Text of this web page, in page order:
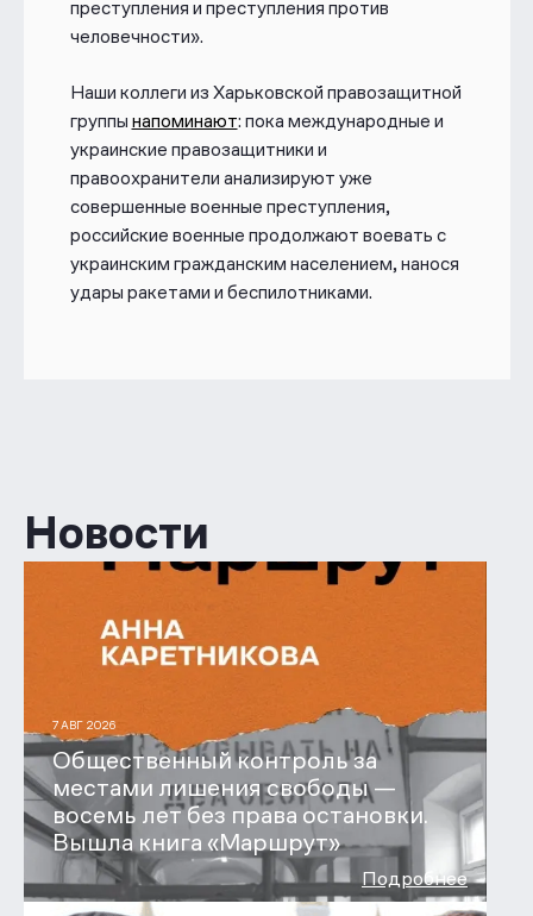
преступления и преступления против
человечности».
Наши коллеги из Харьковской правозащитной
группы напоминают: пока международные и
украинские правозащитники и
правоохранители анализируют уже
совершенные военные преступления,
российские военные продолжают воевать с
украинским гражданским населением, нанося
удары ракетами и беспилотниками.
Новости
7 АВГ 2026
Общественный контроль за
местами лишения свободы —
восемь лет без права остановки.
Вышла книга «Маршрут»
Подробнее